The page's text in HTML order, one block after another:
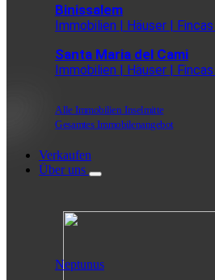
Binissalem
Immobilien | Häuser |
Santa Maria del Cami
Immobilien | Häuser |
Alle Immobilien Inselmitte
Gesamtes Immobilenangebot
Verkaufen
Über uns
Neptunus